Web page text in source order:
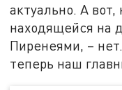
актуально. А
находящейся на
Пиренеями, –
теперь наш